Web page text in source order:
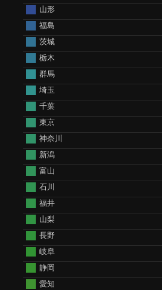
山形
福島
茨城
栃木
群馬
埼玉
千葉
東京
神奈川
新潟
富山
石川
福井
山梨
長野
岐阜
静岡
愛知